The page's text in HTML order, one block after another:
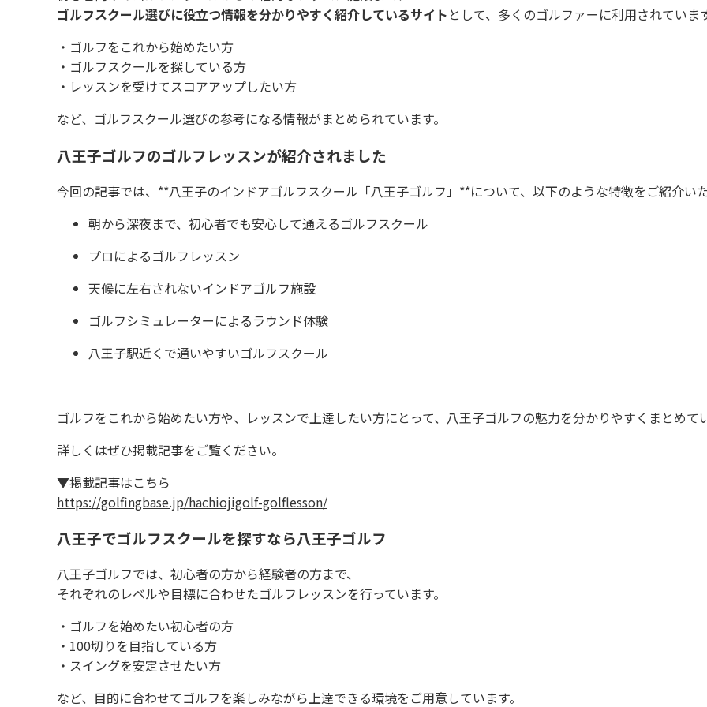
ゴルフスクール選びに役立つ情報を分かりやすく紹介しているサイト として、多くのゴルファーに利用されています
・ゴルフをこれから始めたい方
・ゴルフスクールを探している方
・レッスンを受けてスコアアップしたい方
など、ゴルフスクール選びの参考になる情報がまとめられています。
八王子ゴルフのゴルフレッスンが紹介されました
今回の記事では、**八王子のインドアゴルフスクール「八王子ゴルフ」**について、以下のような特徴をご紹介いた
朝から深夜まで、初心者でも安心して通えるゴルフスクール
プロによるゴルフレッスン
天候に左右されないインドアゴルフ施設
ゴルフシミュレーターによるラウンド体験
八王子駅近くで通いやすいゴルフスクール
ゴルフをこれから始めたい方や、レッスンで上達したい方にとって、八王子ゴルフの魅力を分かりやすくまとめて
詳しくはぜひ掲載記事をご覧ください。
▼掲載記事はこちら
https://golfingbase.jp/hachiojigolf-golflesson/
八王子でゴルフスクールを探すなら八王子ゴルフ
八王子ゴルフでは、初心者の方から経験者の方まで、
それぞれのレベルや目標に合わせたゴルフレッスンを行っています。
・ゴルフを始めたい初心者の方
・100切りを目指している方
・スイングを安定させたい方
など、目的に合わせてゴルフを楽しみながら上達できる環境をご用意しています。